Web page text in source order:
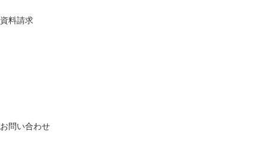
資料請求
お問い合わせ